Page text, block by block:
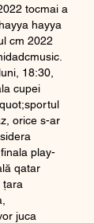
tocmai a
hayya
cm 2022
18:30,
cupei
orice s-ar
play-
qatar
țara
juca